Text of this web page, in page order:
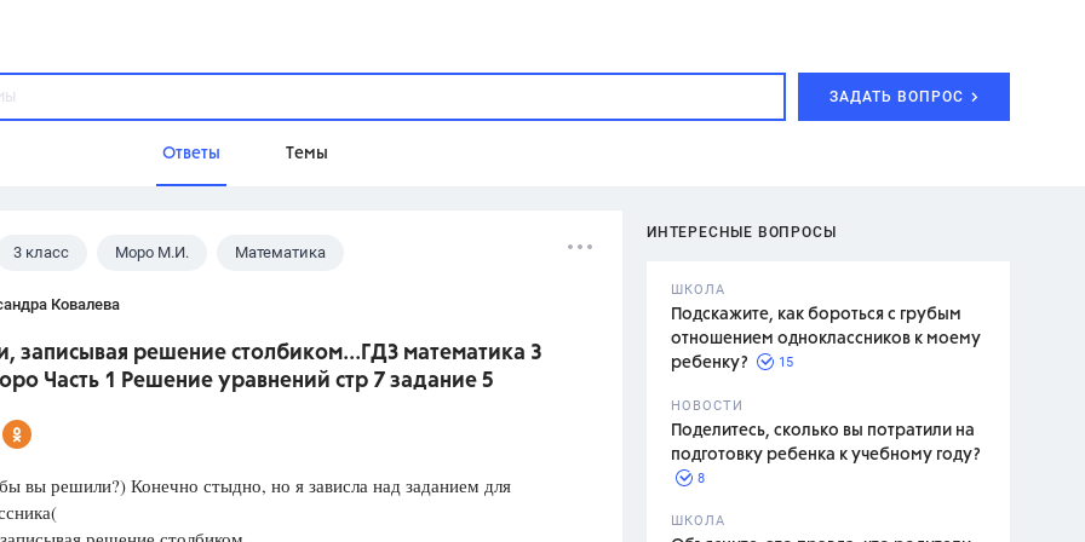
ЗАДАТЬ ВОПРОС
Ответы Темы
Домашнее задание
Школа
ИНТЕРЕСНЫЕ ВОПРОСЫ
ШКОЛА
Подскажите, как бороться с грубым
отношением одноклассников к моему
ребенку?
15
НОВОСТИ
Поделитесь, сколько вы потратили на
подготовку ребенка к учебному году?
8
ШКОЛА
3 класс Моро М.И. Математика
Ковалева
записывая решение столбиком...ГДЗ математика 3
Часть 1 Решение уравнений стр 7 задание 5
вы решили?) Конечно стыдно, но я зависла над заданием для